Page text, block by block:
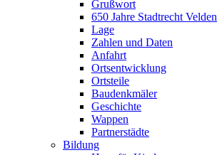
Grußwort
650 Jahre Stadtrecht Velden
Lage
Zahlen und Daten
Anfahrt
Ortsentwicklung
Ortsteile
Baudenkmäler
Geschichte
Wappen
Partnerstädte
Bildung